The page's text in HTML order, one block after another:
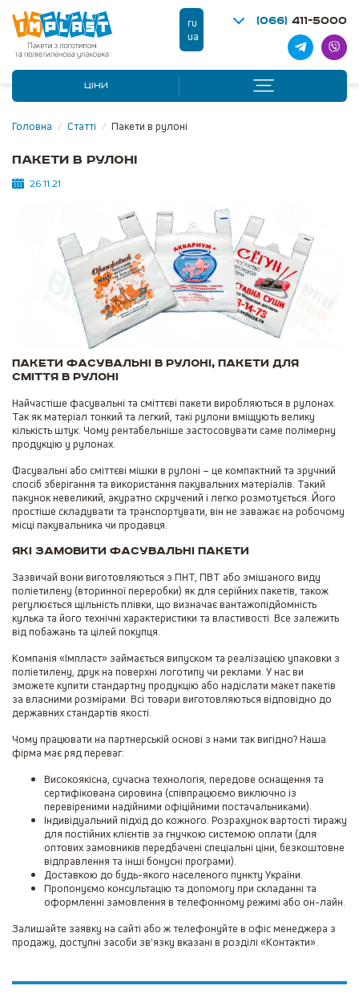
ru
ua
(066) 411-5000
ЦІНИ
Головна / Статті / Пакети в рулоні
Пакети в рулоні
26.11.21
Пакети фасувальні в рулоні, пакети для
сміття в рулоні
Найчастіше фасувальні та сміттєві пакети виробляються в рулонах.
Так як матеріал тонкий та легкий, такі рулони вміщують велику
кількість штук. Чому рентабельніше застосовувати саме полімерну
продукцію у рулонах.
Фасувальні або сміттєві мішки в рулоні – це компактний та зручний
спосіб зберігання та використання пакувальних матеріалів. Такий
пакунок невеликий, акуратно скручений і легко розмотується. Його
простіше складувати та транспортувати, він не заважає на робочому
місці пакувальника чи продавця.
Які замовити фасувальні пакети
Зазвичай вони виготовляються з ПНТ, ПВТ або змішаного виду
поліетилену (вторинної переробки) як для серійних пакетів, також
регулюється щільність плівки, що визначає вантажопідйомність
кулька та його технічні характеристики та властивості. Все залежить
від побажань та цілей покупця.
Компанія «Імпласт» займається випуском та реалізацією упаковки з
поліетилену, друк на поверхні логотипу чи реклами. У нас ви
зможете купити стандартну продукцію або надіслати макет пакетів
за власними розмірами. Всі товари виготовляються відповідно до
державних стандартів якості.
Чому працювати на партнерській основі з нами так вигідно? Наша
фірма має ряд переваг:
Високоякісна, сучасна технологія, передове оснащення та
сертифікована сировина (співпрацюємо виключно із
перевіреними надійними офіційними постачальниками).
Індивідуальний підхід до кожного. Розрахунок вартості тиражу
для постійних клієнтів за гнучкою системою оплати (для
оптових замовників передбачені спеціальні ціни, безкоштовне
відправлення та інші бонусні програми).
Доставкою до будь-якого населеного пункту України.
Пропонуємо консультацію та допомогу при складанні та
оформленні замовлення в телефонному режимі або он-лайн.
Залишайте заявку на сайті або ж телефонуйте в офіс менеджера з
продажу, доступні засоби зв'язку вказані в розділі «Контакти».